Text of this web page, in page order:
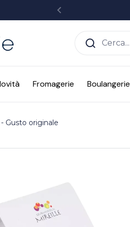
Precedente
Fromagerie Boulangerie
Gusto originale